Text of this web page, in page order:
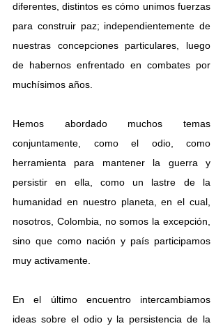
diferentes, distintos es cómo unimos fuerzas
para construir paz; independientemente de
nuestras concepciones particulares, luego
de habernos enfrentado en combates por
muchísimos años.
Hemos abordado muchos temas
conjuntamente, como el odio, como
herramienta para mantener la guerra y
persistir en ella, como un lastre de la
humanidad en nuestro planeta, en el cual,
nosotros, Colombia, no somos la excepción,
sino que como nación y país participamos
muy activamente.
En el último encuentro intercambiamos
ideas sobre el odio y la persistencia de la